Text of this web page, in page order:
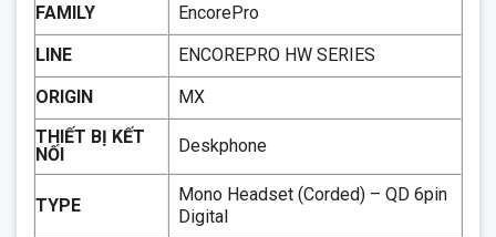
FAMILY
EncorePro
LINE
ENCOREPRO HW SERIES
ORIGIN
MX
THIẾT BỊ KẾT
NỐI
Deskphone
TYPE
Mono Headset (Corded) – QD 6pin
Digital